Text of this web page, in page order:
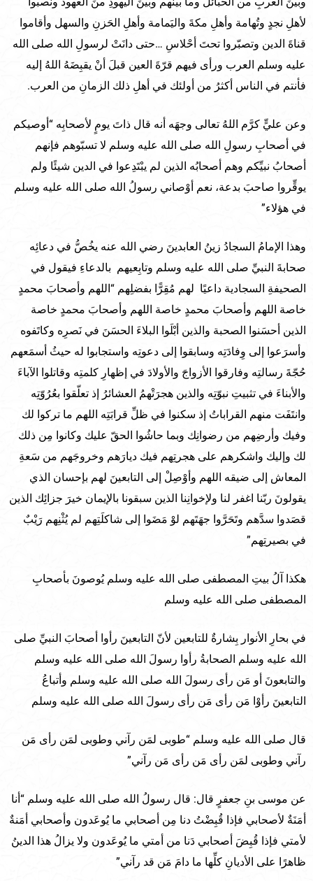
لأهلِ نجدٍ وتُهامة وأهلِ مكةَ واليَمامة وأهلِ الحَزنِ والسهل وأقاموا
قناةَ الدين وتصبّروا تحتَ أحْلاسِ …حتى دانَتْ لرسولِ الله صلى الله
عليه وسلم العرب ورأى فيهم قرّةَ العين قبلَ أنْ يقبِضَهُ اللهُ إليه
فأنتم في الناس أكثرُ من أولئك في أهلِ ذلك الزمانِ من العرب.
وعن عليٍّ كرَّم اللهُ تعالى وجهَه أنه قال ذاتَ يومٍ لأصحابِه “أوصيكم
في أصحابِ رسولِ الله صلى الله عليه وسلم لا تسبّوهم فإنهم
أصحابُ نبيِّكم وهم أصحابُه الذين لم يبْتَدِعوا في الدين شيئًا ولم
يوقِّروا صاحبَ بدعة، نعم أوْصاني رسولُ الله صلى الله عليه وسلم
في هؤلاء”
وهذا الإمامُ السجادُ زينُ العابدينَ رضي الله عنه يخُصُّ في دعائِه
صحابةَ النبيِّ صلى الله عليه وسلم وتابِعيهم بالدعاءِ فيقول في
الصحيفةِ السجادية داعيًا لهم مُقِرًّا بفضلِهم “اللهم وأصحابَ محمدٍ
خاصة اللهم وأصحابَ محمدٍ خاصة اللهم وأصحابَ محمدٍ خاصة
الذين أحسَنوا الصحبة والذين أبْلَوا البلاءَ الحسَنَ في نَصرِه وكاتَفوه
وأسرَعوا إلى وِفادَتِه وسابقوا إلى دعوتِه واستجابوا له حيثُ أسمَعهم
حُجّةَ رسالتِه وفارقوا الأزواجَ والأولادَ في إظهارِ كلمتِه وقاتلوا الآباءَ
والأبناءَ في تثبيتِ نبوّتِه والذين هجرَتْهمُ العشائرُ إذ تعلّقوا بعُرُوّتِه
وانتَفَت منهم القراباتُ إذ سكنوا في ظلِّ قرابَتِه اللهم ما تركوا لك
وفيك وأرضِهم من رضوانِك وبما حاشُوا الحقّ عليك وكانوا مِن ذلك
لك وإليك واشكرهم على هجرتِهم فيك ديارَهم وخروجَهم من سَعةِ
المعاش إلى ضيقه اللهم وأوْصِلْ إلى التابعينَ لهم بإحسان الذي
يقولونَ ربّنا اغفر لنا ولإخوانِنا الذين سبقونا بالإيمان خيرَ جزائِك الذين
قصَدوا سدَّهم وتَحَرَّوا جهَتَهم لوْ مَضَوا إلى شاكلَتِهم لم يُثْنِهم رَيْبٌ
في بصيرتِهم”
هكذا آلُ بيتِ المصطفى صلى الله عليه وسلم يُوصونَ بأصحابِ
المصطفى صلى الله عليه وسلم
في بحارِ الأنوار بِشارةٌ للتابعين لأنّ التابعينَ رأوا أصحابَ النبيِّ صلى
الله عليه وسلم الصحابةُ رأوا رسولَ الله صلى الله عليه وسلم
والتابعونَ أو مَن رأى رسولَ الله صلى الله عليه وسلم وأتباعُ
التابعينَ رأوْا مَن رأى مَن رأى رسولَ الله صلى الله عليه وسلم
قال صلى الله عليه وسلم “طوبى لمَن رآني وطوبى لمَن رأى مَن
رآني وطوبى لمَن رأى مَن رأى مَن رآني”
عن موسى بنِ جعفرٍ قال: قال رسولُ الله صلى الله عليه وسلم “أنا
أمَنَةٌ لأصحابي فإذا قُبِضْتُ دنا مِن أصحابي ما يُوعَدون وأصحابي أمَنةٌ
لأمتي فإذا قُبِضَ أصحابي دَنا من أمتي ما يُوعَدون ولا يزالُ هذا الدينُ
ظاهرًا على الأديانِ كلِّها ما دامَ مَن قد رآني”